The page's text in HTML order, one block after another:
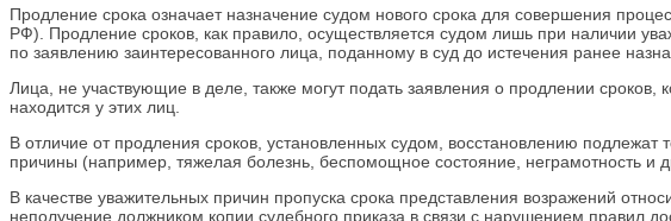
Продление срока означает назначение судом нового срока для совершения
РФ). Продление сроков, как правило, осуществляется судом лишь при наличии
по заявлению заинтересованного лица, поданному в суд до истечения ранее
Лица, не участвующие в деле, также могут подать заявления о продлении
находится у этих лиц.
В отличие от продления сроков, установленных судом, восстановлению
причины (например, тяжелая болезнь, беспомощное состояние, неграмотность и
В качестве уважительных причин пропуска срока представления возражений
неполучение должником копии судебного приказа в связи с нарушением правил